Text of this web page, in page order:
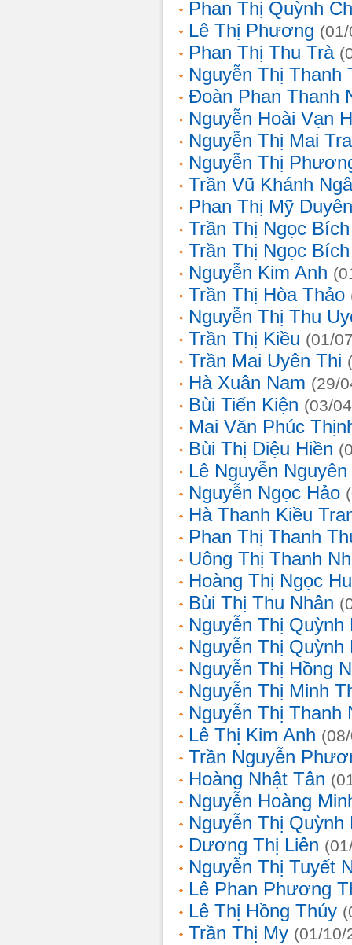
Phan Thị Quỳnh
Lê Thị Phương
Phan Thị Thu Trà
Nguyễn Thị Thanh
Đoàn Phan Thanh
Nguyễn Hoài Vạn
Nguyễn Thị Mai
Nguyễn Thị
Trần Vũ Khánh
Phan Thị Mỹ Duyên
Trần Thị Ngọc Bích
Trần Thị Ngọc Bích
Nguyễn Kim Anh
Trần Thị Hòa Thảo
Nguyễn Thị Thu
Trần Thị Kiều (01/
Trần Mai Uyên Thi
Hà Xuân Nam (29/
Bùi Tiến Kiện (03/
Mai Văn Phúc
Bùi Thị Diệu Hiền
Lê Nguyễn
Nguyễn Ngọc Hảo
Hà Thanh Kiều
Phan Thị Thanh
Uông Thị Thanh
Hoàng Thị Ngọc
Bùi Thị Thu Nhân
Nguyễn Thị Quỳnh
Nguyễn Thị Quỳnh
Nguyễn Thị Hồng
Nguyễn Thị Minh
Nguyễn Thị Thanh
Lê Thị Kim Anh
Trần Nguyễn
Hoàng Nhật Tân
Nguyễn Hoàng
Nguyễn Thị Quỳnh
Dương Thị Liên
Nguyễn Thị Tuyết
Lê Phan Phương
Lê Thị Hồng Thúy
Trần Thị My (01/10/